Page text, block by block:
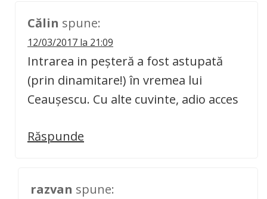
Călin spune:
12/03/2017 la 21:09
Intrarea in peșteră a fost astupată
(prin dinamitare!) în vremea lui
Ceaușescu. Cu alte cuvinte, adio acces
Răspunde
razvan spune: